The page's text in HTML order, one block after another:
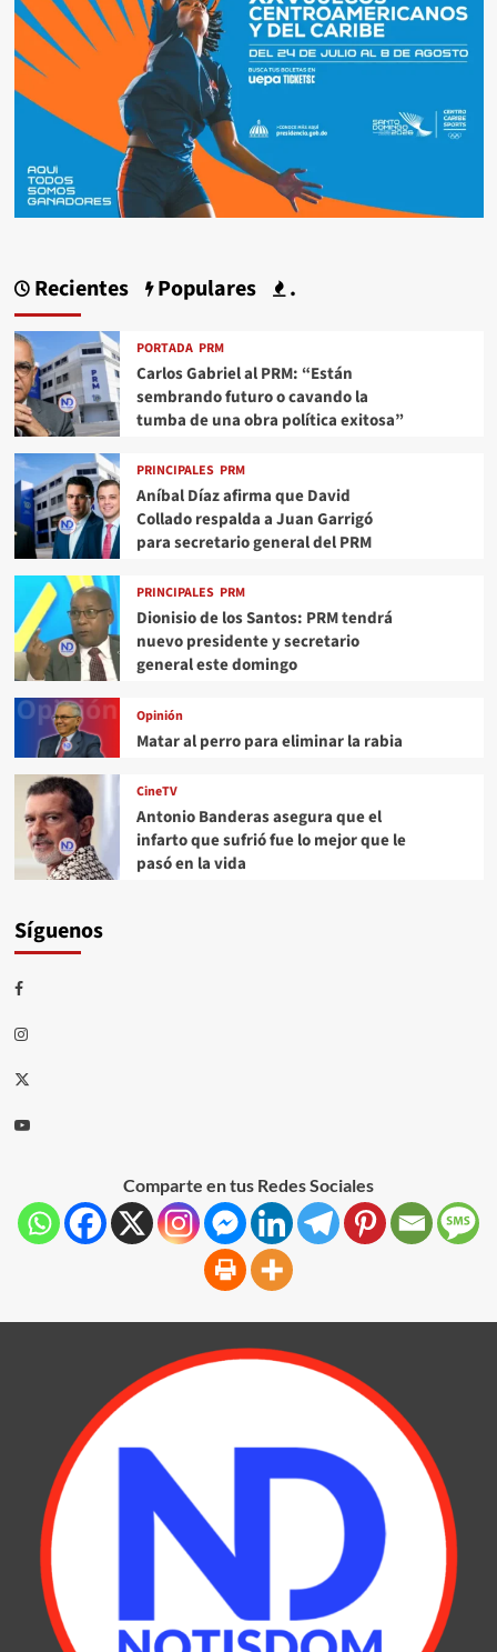
Recientes Populares .
PORTADA PRM
Carlos Gabriel al PRM: “Están
sembrando futuro o cavando la
tumba de una obra política exitosa”
PRINCIPALES PRM
Aníbal Díaz afirma que David
Collado respalda a Juan Garrigó
para secretario general del PRM
PRINCIPALES PRM
Dionisio de los Santos: PRM tendrá
nuevo presidente y secretario
general este domingo
Opinión
Matar al perro para eliminar la rabia
CineTV
Antonio Banderas asegura que el
infarto que sufrió fue lo mejor que le
pasó en la vida
Síguenos
Comparte en tus Redes Sociales